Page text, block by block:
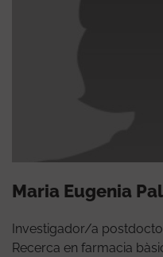
Maria Eugenia
Investigador/a
Recerca en farmacia